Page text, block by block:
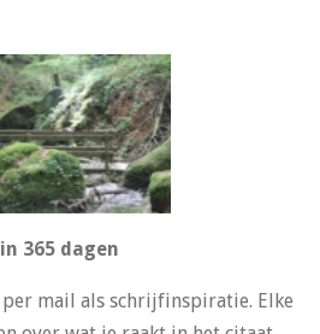
365 dagen
mail als schrijfinspiratie. Elke